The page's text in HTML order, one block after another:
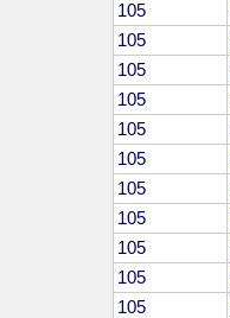
105
105
105
105
105
105
105
105
105
105
105